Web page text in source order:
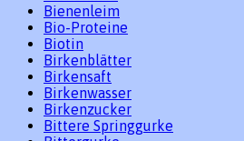
Bienenleim
Bio-Proteine
Biotin
Birkenblätter
Birkensaft
Birkenwasser
Birkenzucker
Bittere Springgurke